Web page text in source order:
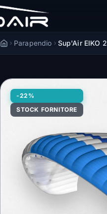
AccueilParapendio Sup'Air EIKO 2
-22%
STOCK FORNITORE